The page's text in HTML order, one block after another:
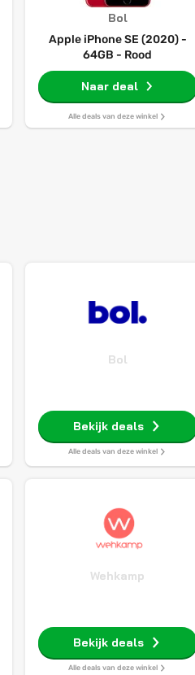
Bol
Apple iPhone SE (2020) -
64GB - Rood
Naar deal
Alle deals van deze winkel
Bol
Bekijk deals
Alle deals van deze winkel
Wehkamp
Bekijk deals
Alle deals van deze winkel